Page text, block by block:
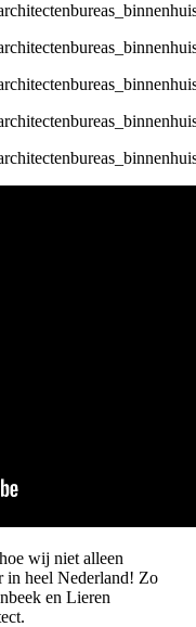
wij niet alleen
in heel Nederland! Zo
en Lieren